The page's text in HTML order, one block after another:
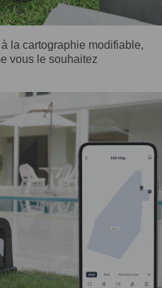
la cartographie modifiable,
vous le souhaitez